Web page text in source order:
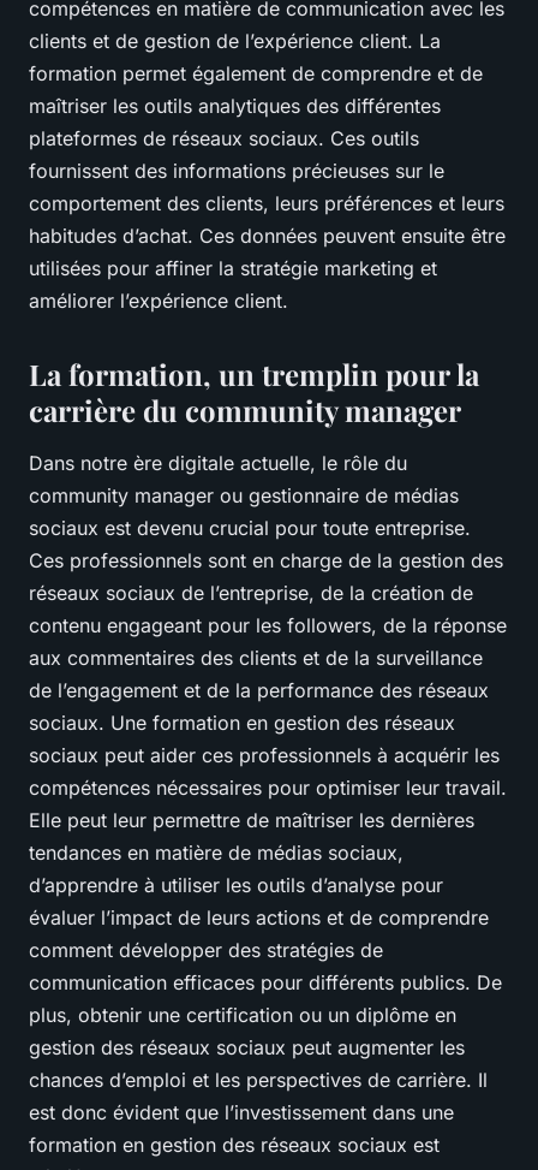
compétences en matière de communication avec les
clients et de gestion de l’expérience client. La
formation permet également de comprendre et de
maîtriser les outils analytiques des différentes
plateformes de réseaux sociaux. Ces outils
fournissent des informations précieuses sur le
comportement des clients, leurs préférences et leurs
habitudes d’achat. Ces données peuvent ensuite être
utilisées pour affiner la stratégie marketing et
améliorer l’expérience client.
La formation, un tremplin pour la
carrière du community manager
Dans notre ère digitale actuelle, le rôle du
community manager ou gestionnaire de médias
sociaux est devenu crucial pour toute entreprise.
Ces professionnels sont en charge de la gestion des
réseaux sociaux de l’entreprise, de la création de
contenu engageant pour les followers, de la réponse
aux commentaires des clients et de la surveillance
de l’engagement et de la performance des réseaux
sociaux. Une formation en gestion des réseaux
sociaux peut aider ces professionnels à acquérir les
compétences nécessaires pour optimiser leur travail.
Elle peut leur permettre de maîtriser les dernières
tendances en matière de médias sociaux,
d’apprendre à utiliser les outils d’analyse pour
évaluer l’impact de leurs actions et de comprendre
comment développer des stratégies de
communication efficaces pour différents publics. De
plus, obtenir une certification ou un diplôme en
gestion des réseaux sociaux peut augmenter les
chances d’emploi et les perspectives de carrière. Il
est donc évident que l’investissement dans une
formation en gestion des réseaux sociaux est